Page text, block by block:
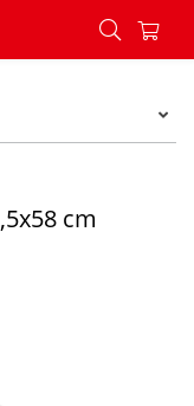
cm - Konzum
cm